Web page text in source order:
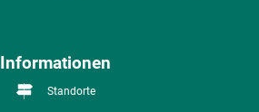
Informationen
Standorte